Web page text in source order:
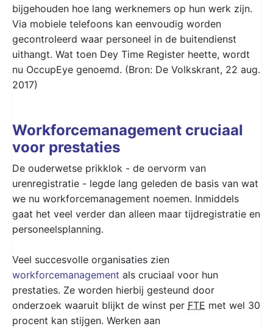
bijgehouden hoe lang werknemers op hun werk zijn.
Via mobiele telefoons kan eenvoudig worden
gecontroleerd waar personeel in de buitendienst
uithangt. Wat toen Dey Time Register heette, wordt
nu OccupEye genoemd. (Bron: De Volkskrant, 22 aug.
2017)
Workforcemanagement cruciaal
voor prestaties
De ouderwetse prikklok - de oervorm van
urenregistratie - legde lang geleden de basis van wat
we nu workforcemanagement noemen. Inmiddels
gaat het veel verder dan alleen maar tijdregistratie en
personeelsplanning.
Veel succesvolle organisaties zien
workforcemanagement als cruciaal voor hun
prestaties. Ze worden hierbij gesteund door
onderzoek waaruit blijkt de winst per FTE met wel 30
procent kan stijgen. Werken aan